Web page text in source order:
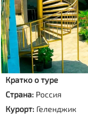
Кратко о туре
Страна: Россия
Курорт: Геленджик